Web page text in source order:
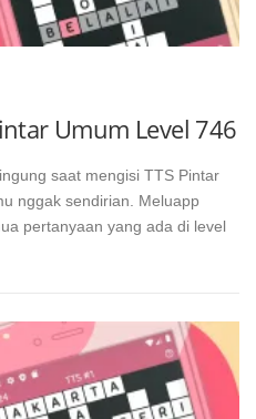
Umum Level 746
saat mengisi TTS Pintar
nggak sendirian. Meluapp
pertanyaan yang ada di level